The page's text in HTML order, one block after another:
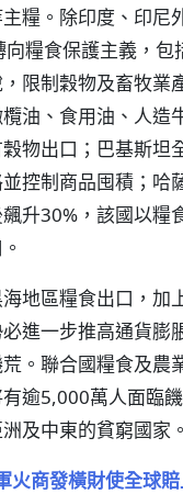
糧。除印度、印尼
糧食保護主義，包
限制穀物及畜牧業
油、食用油、人造
物出口；巴基斯坦
控制商品囤積；哈
升30%，該國以糧
地區糧食出口，加
進一步推高通貨膨
。聯合國糧食及農
逾5,000萬人面臨
及中東的貧窮國家。
火商發橫財使全球